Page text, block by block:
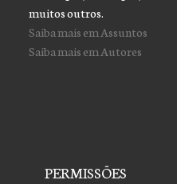
muitos outros.
Saiba mais em Assuntos
Saiba mais em Autores
PERMISSÕES